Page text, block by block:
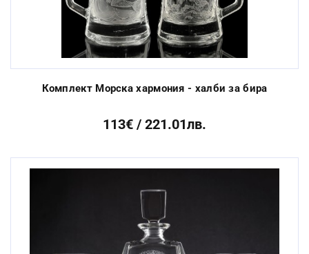
Комплект Морска хармония - халби за бира
113€ / 221.01лв.